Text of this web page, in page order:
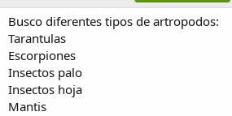
c
e
a
c
i
Busco diferentes tipos de artropodos:
Tarantulas
Escorpiones
Insectos palo
Insectos hoja
Mantis